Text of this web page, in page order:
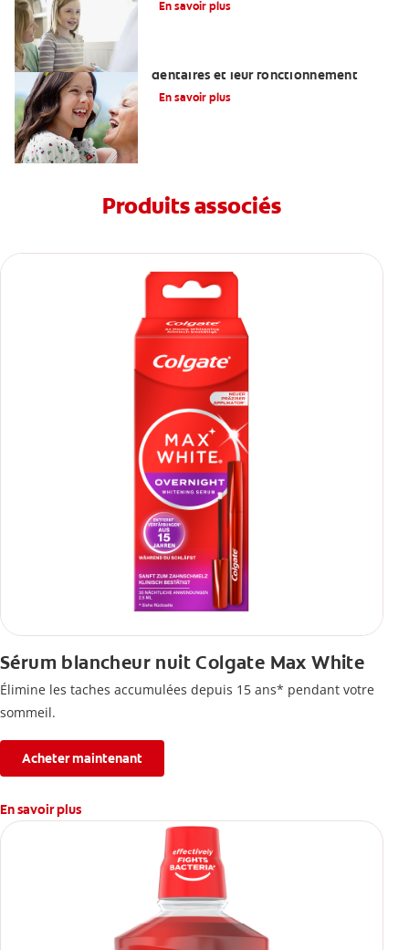
En savoir plus
dentaires et leur fonctionnement
En savoir plus
Produits associés
Sérum blancheur nuit Colgate Max White
Élimine les taches accumulées depuis 15 ans* pendant votre
sommeil.
Acheter maintenant
En savoir plus